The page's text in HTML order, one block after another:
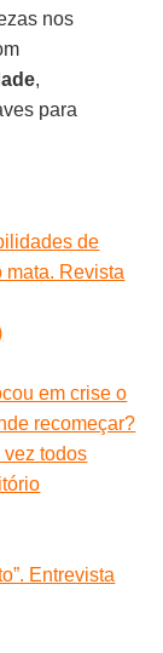
nos
,
para
de
mata. Revista
em crise o
recomeçar?
vez todos
Entrevista